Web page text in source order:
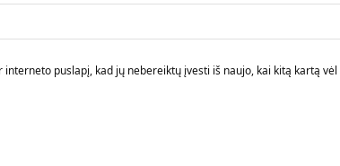
puslapį, kad jų nebereiktų įvesti iš naujo, kai kitą kartą vėl